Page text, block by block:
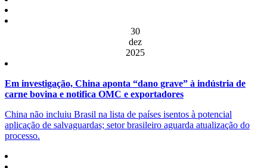
30
dez
2025
Em investigação, China aponta “dano grave” à indústria de
carne bovina e notifica OMC e exportadores
China não incluiu Brasil na lista de países isentos à potencial
aplicação de salvaguardas; setor brasileiro aguarda atualização do
processo.